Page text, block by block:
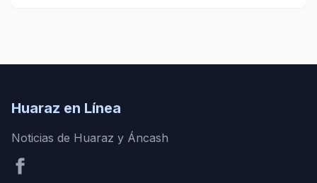
Huaraz en Línea
Noticias de Huaraz y Áncash